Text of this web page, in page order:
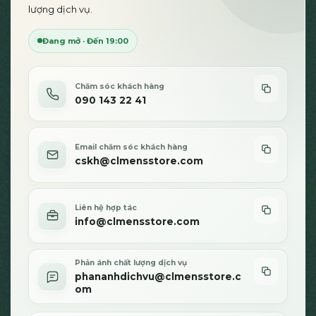
lượng dịch vụ.
Đang mở · Đến 19:00
Chăm sóc khách hàng
090 143 22 41
Email chăm sóc khách hàng
cskh@clmensstore.com
Liên hệ hợp tác
info@clmensstore.com
Phản ánh chất lượng dịch vụ
phananhdichvu@clmensstore.c
om